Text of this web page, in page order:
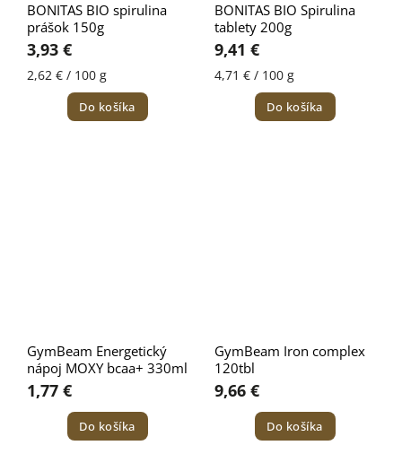
BONITAS BIO spirulina
prášok 150g
3,93 €
2,62 € / 100 g
Do košíka
BONITAS BIO Spirulina
tablety 200g
9,41 €
4,71 € / 100 g
Do košíka
GymBeam Energetický
nápoj MOXY bcaa+ 330ml
1,77 €
Do košíka
GymBeam Iron complex
120tbl
9,66 €
Do košíka